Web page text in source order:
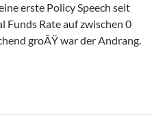
erste Policy Speech seit
Funds Rate auf zwischen 0
groÃŸ war der Andrang.
LSE